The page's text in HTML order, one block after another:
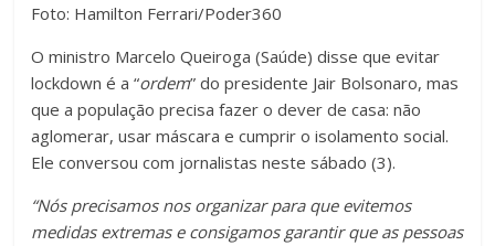
Foto: Hamilton Ferrari/Poder360
O ministro Marcelo Queiroga (Saúde) disse que evitar
lockdown é a “ordem” do presidente Jair Bolsonaro, mas
que a população precisa fazer o dever de casa: não
aglomerar, usar máscara e cumprir o isolamento social.
Ele conversou com jornalistas neste sábado (3).
“Nós precisamos nos organizar para que evitemos
medidas extremas e consigamos garantir que as pessoas